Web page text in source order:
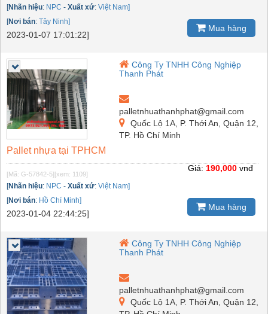
[Nhãn hiệu: NPC - Xuất xứ: Việt Nam]
[Nơi bán: Tây Ninh]
2023-01-07 17:01:22]
Mua hàng
Công Ty TNHH Công Nghiệp
Thanh Phát
palletnhuathanhphat@gmail.com
Quốc Lộ 1A, P. Thới An, Quận 12,
TP. Hồ Chí Minh
Pallet nhựa tại TPHCM
[Mã: G-57842-5] [xem: 1109]
[Nhãn hiệu: NPC - Xuất xứ: Việt Nam]
[Nơi bán: Hồ Chí Minh]
2023-01-04 22:44:25]
Giá: 190,000 vnđ
Mua hàng
Công Ty TNHH Công Nghiệp
Thanh Phát
palletnhuathanhphat@gmail.com
Quốc Lộ 1A, P. Thới An, Quận 12,